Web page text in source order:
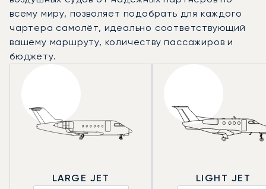
всему миру, позволяет подобрать для каждого
чартера самолёт, идеально соответствующий
вашему маршруту, количеству пассажиров и
бюджету.
LARGE JET
LIGHT JET